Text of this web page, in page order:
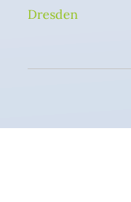
Dresden